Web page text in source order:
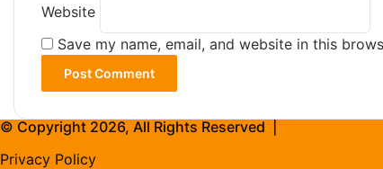
Website
Save my name, email, and website in this
© Copyright 2026, All Rights Reserved |
Privacy Policy